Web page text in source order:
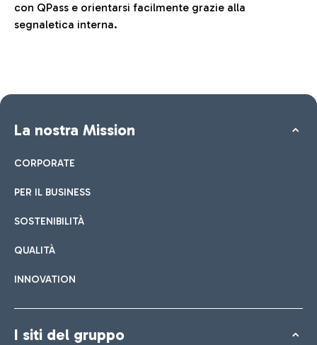
con QPass e orientarsi facilmente grazie alla
segnaletica interna.
La nostra Mission
CORPORATE
PER IL BUSINESS
SOSTENIBILITÀ
QUALITÀ
INNOVATION
I siti del gruppo